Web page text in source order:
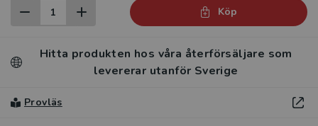
Köp
Hitta produkten hos våra återförsäljare som
levererar utanför Sverige
Provläs